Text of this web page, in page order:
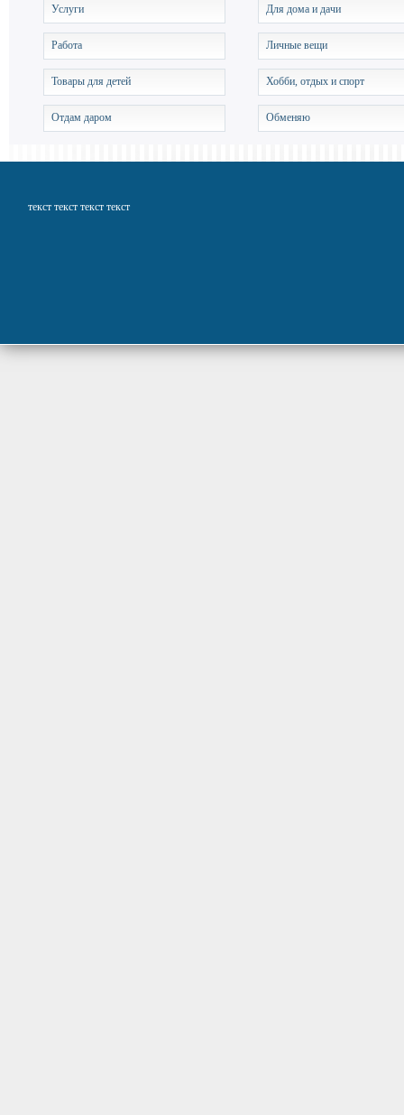
Услуги Для дома и дачи
Работа Личные вещи
Товары для детей Хобби, отдых и спорт
Отдам даром Обменяю
текст текст текст текст